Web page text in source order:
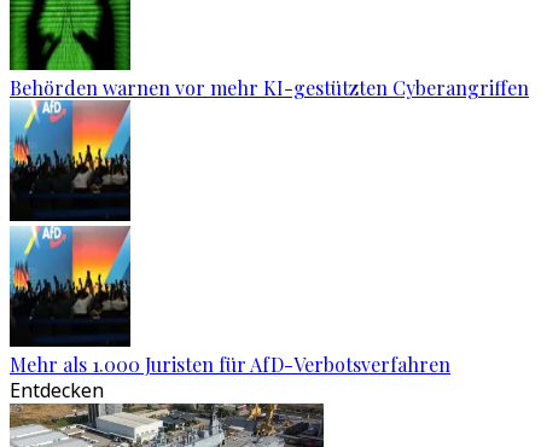
Behörden warnen vor mehr KI-gestützten Cyberangriffen
Mehr als 1.000 Juristen für AfD-Verbotsverfahren
Entdecken